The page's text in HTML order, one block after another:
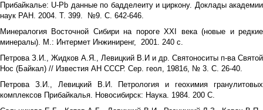
Прибайкалье: U-Pb данные по бадделеиту и циркону. Доклады академии
наук РАН. 2004. Т. 399. №9. С. 642-646.
Минералогия Восточной Сибири на пороге XXI века (новые и редкие
минералы). М.: Интермет Инжиниренг, 2001. 240 с.
Петрова З.И., Жидков А.Я., Левицкий В.И и др. Святоноситы п-ва Святой
Нос (Байкал) // Известия АН СССР. Сер. геол, 1981б, № 3. С. 26-40.
Петрова З.И., Левицкий В.И. Петрология и геохимия гранулитовых
комплексов Прибайкалья. Новосибирск: Наука. 1984. 200 С.